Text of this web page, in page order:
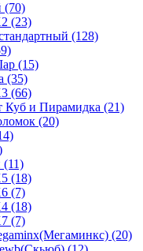
(70)
(23)
(128)
(15)
(35)
(66)
Куб и Пирамидка (21)
(20)
(11)
(18)
(7)
(18)
(7)
(20)